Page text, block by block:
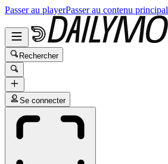
Passer au playerPasser au contenu principal
Rechercher
Se connecter